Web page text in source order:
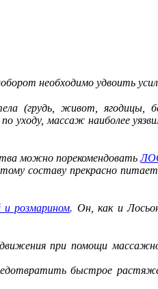
необходимо удвоить
(грудь, живот, ягодицы,
уходу, массаж наиболее
можно порекомендовать
составу прекрасно
розмарином. Он, как и
при помощи
быстрое